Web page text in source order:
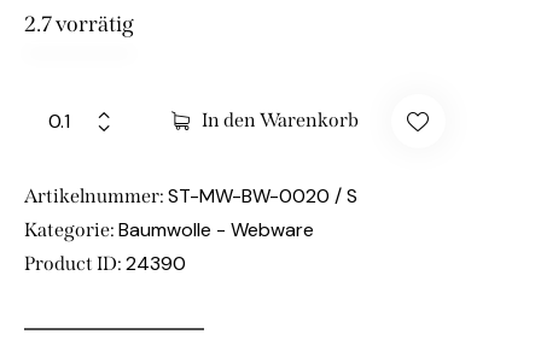
2.7 vorrätig
In den Warenkorb
Artikelnummer: ST-MW-BW-0020 / S
Kategorie: Baumwolle - Webware
Product ID: 24390